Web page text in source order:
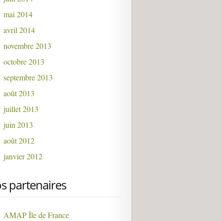
mai 2014
avril 2014
novembre 2013
octobre 2013
septembre 2013
août 2013
juillet 2013
juin 2013
août 2012
janvier 2012
partenaires
AMAP Île de France